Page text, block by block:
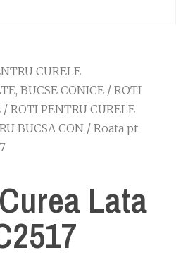
CURELE
BUCSE CONICE / ROTI
/ ROTI PENTRU CURELE
BUCSA CON / Roata pt
Lata